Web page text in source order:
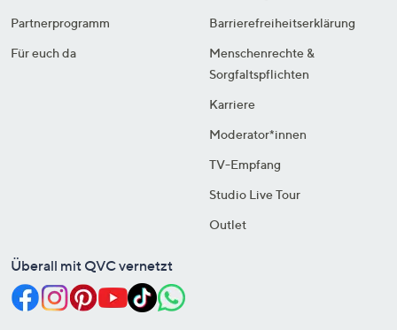
Partnerprogramm
Für euch da
Barrierefreiheitserklärung
Menschenrechte &
Sorgfaltspflichten
Karriere
Moderator*innen
TV-Empfang
Studio Live Tour
Outlet
Überall mit QVC vernetzt